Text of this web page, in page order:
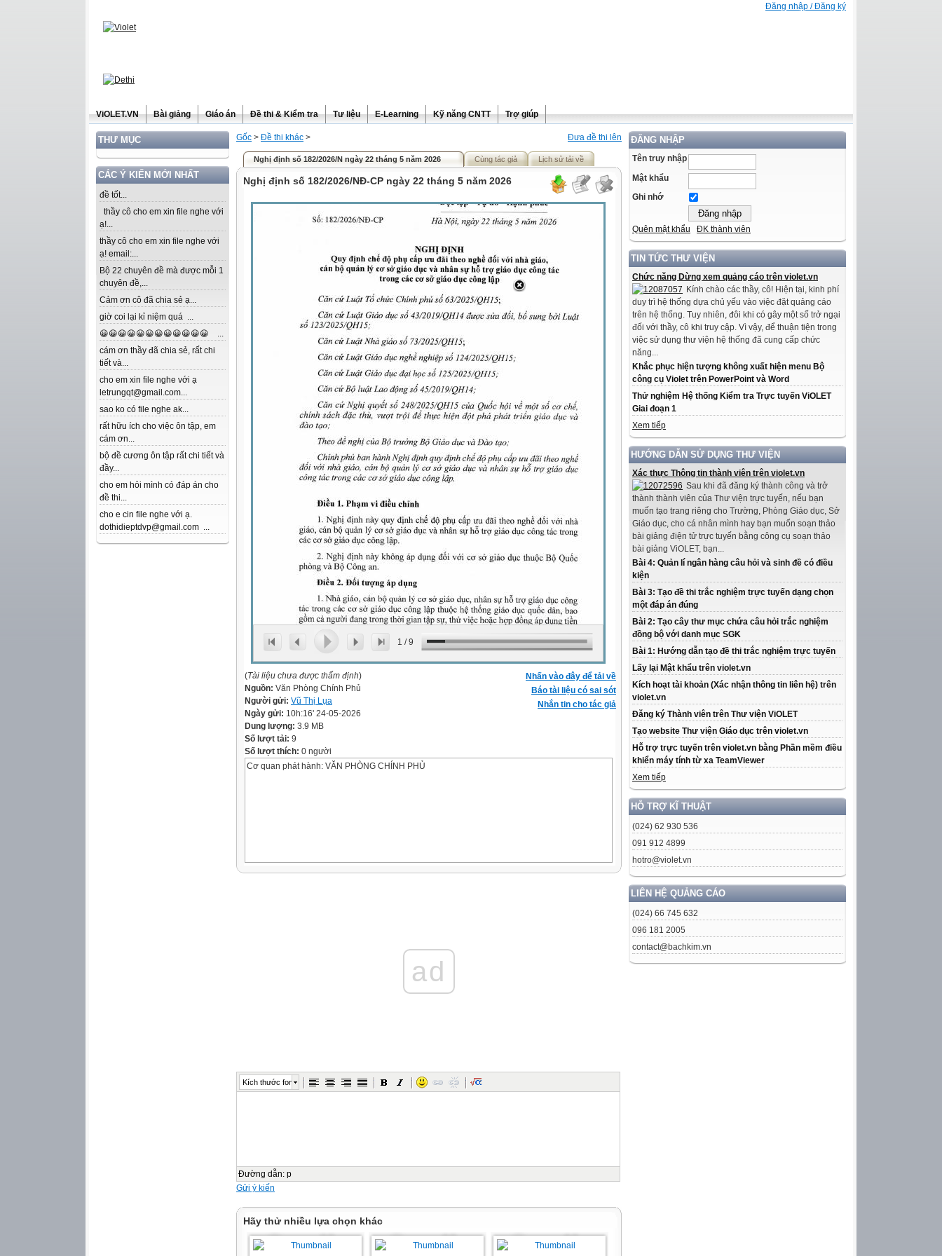
Đăng nhập / Đăng ký
ViOLET.VN Bài giảng Giáo án Đề thi & Kiểm tra Tư liệu E-Learning Kỹ năng CNTT Trợ giúp
THƯ MỤC
CÁC Ý KIẾN MỚI NHẤT
đề tốt...
thầy cô cho em xin file nghe với
ạ!...
thầy cô cho em xin file nghe với
ạ! email:...
Bộ 22 chuyên đề mà được mỗi 1
chuyên đề,...
Cảm ơn cô đã chia sẻ ạ...
giờ coi lại kỉ niệm quá ...
😀😀😀😀😀😀😀😀😀😀😀😀 ...
cám ơn thầy đã chia sẻ, rất chi
tiết và...
cho em xin file nghe với ạ
letrungqt@gmail.com...
sao ko có file nghe ak...
rất hữu ích cho việc ôn tập, em
cám ơn...
bộ đề cương ôn tập rất chi tiết và
đầy...
cho em hỏi mình có đáp án cho
đề thi...
cho e cin file nghe với ạ.
dothidieptdvp@gmail.com ...
ĐĂNG NHẬP
Tên truy nhập
Mật khẩu
Ghi nhớ
Quên mật khẩu ĐK thành viên
TIN TỨC THƯ VIỆN
Chức năng Dừng xem quảng cáo trên violet.vn
Kính chào các thầy, cô! Hiện tại, kinh phí
duy trì hệ thống dựa chủ yếu vào việc đặt quảng cáo
trên hệ thống. Tuy nhiên, đôi khi có gây một số trở ngại
đối với thầy, cô khi truy cập. Vì vậy, để thuận tiện trong
việc sử dụng thư viện hệ thống đã cung cấp chức
năng...
Khắc phục hiện tượng không xuất hiện menu Bộ
công cụ Violet trên PowerPoint và Word
Thử nghiệm Hệ thống Kiểm tra Trực tuyến ViOLET
Giai đoạn 1
Xem tiếp
HƯỚNG DẪN SỬ DỤNG THƯ VIỆN
Xác thực Thông tin thành viên trên violet.vn
Sau khi đã đăng ký thành công và trở
thành thành viên của Thư viện trực tuyến, nếu bạn
muốn tạo trang riêng cho Trường, Phòng Giáo dục, Sở
Giáo dục, cho cá nhân mình hay bạn muốn soạn thảo
bài giảng điện tử trực tuyến bằng công cụ soạn thảo
bài giảng ViOLET, bạn...
Bài 4: Quản lí ngân hàng câu hỏi và sinh đề có điều
kiện
Bài 3: Tạo đề thi trắc nghiệm trực tuyến dạng chọn
một đáp án đúng
Bài 2: Tạo cây thư mục chứa câu hỏi trắc nghiệm
đồng bộ với danh mục SGK
Bài 1: Hướng dẫn tạo đề thi trắc nghiệm trực tuyến
Lấy lại Mật khẩu trên violet.vn
Kích hoạt tài khoản (Xác nhận thông tin liên hệ) trên
violet.vn
Đăng ký Thành viên trên Thư viện ViOLET
Tạo website Thư viện Giáo dục trên violet.vn
Hỗ trợ trực tuyến trên violet.vn bằng Phần mềm điều
khiển máy tính từ xa TeamViewer
Xem tiếp
HỖ TRỢ KĨ THUẬT
(024) 62 930 536
091 912 4899
hotro@violet.vn
LIÊN HỆ QUẢNG CÁO
(024) 66 745 632
096 181 2005
contact@bachkim.vn
Đưa đề thi lên
Gốc > Đề thi khác >
Nghị định số 182/2026/N ngày 22 tháng 5 năm 2026 Cùng tác giả Lịch sử tải về
Nghị định số 182/2026/NĐ-CP ngày 22 tháng 5 năm 2026
1 /9
Nhấn vào đây để tải về
Báo tài liệu có sai sót
Nhắn tin cho tác giả
(Tài liệu chưa được thẩm định)
Nguồn: Văn Phòng Chính Phủ
Người gửi: Vũ Thị Lụa
Ngày gửi: 10h:16' 24-05-2026
Dung lượng: 3.9 MB
Số lượt tải: 9
Số lượt thích: 0 người
Cơ quan phát hành: VĂN PHÒNG CHÍNH PHỦ
ad
Kích thước font
Đường dẫn: p
Gửi ý kiến
Hãy thử nhiều lựa chọn khác